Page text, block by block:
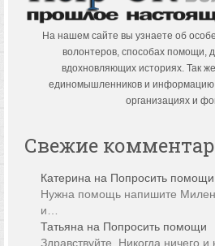
На нашем сайте вы узнаете об
волонтеров, способах помощи,
вдохновляющих историях. Так
единомышленников и информацию
организациях и
Свежие
Катерина на Попросить помощи
Нужна помощь напишите
и…
Татьяна на Попросить помощи
Здравствуйте. Никогда ничего и